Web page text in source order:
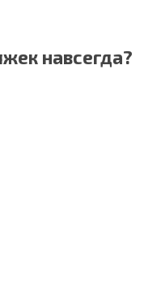
навсегда?